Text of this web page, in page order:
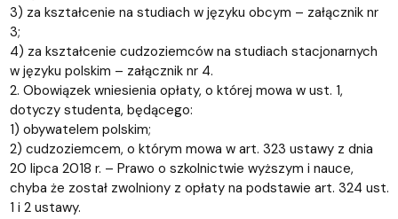
3) za kształcenie na studiach w języku obcym – załącznik nr
3;
4) za kształcenie cudzoziemców na studiach stacjonarnych
w języku polskim – załącznik nr 4.
2. Obowiązek wniesienia opłaty, o której mowa w ust. 1,
dotyczy studenta, będącego:
1) obywatelem polskim;
2) cudzoziemcem, o którym mowa w art. 323 ustawy z dnia
20 lipca 2018 r. – Prawo o szkolnictwie wyższym i nauce,
chyba że został zwolniony z opłaty na podstawie art. 324 ust.
1 i 2 ustawy.